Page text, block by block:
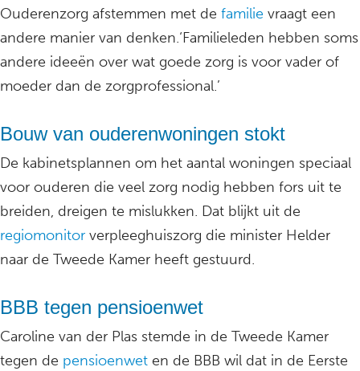
Ouderenzorg afstemmen met de familie vraagt een
andere manier van denken.‘Familieleden hebben soms
andere ideeën over wat goede zorg is voor vader of
moeder dan de zorgprofessional.’
Bouw van ouderenwoningen stokt
De kabinetsplannen om het aantal woningen speciaal
voor ouderen die veel zorg nodig hebben fors uit te
breiden, dreigen te mislukken. Dat blijkt uit de
regiomonitor verpleeghuiszorg die minister Helder
naar de Tweede Kamer heeft gestuurd.
BBB tegen pensioenwet
Caroline van der Plas stemde in de Tweede Kamer
tegen de pensioenwet en de BBB wil dat in de Eerste